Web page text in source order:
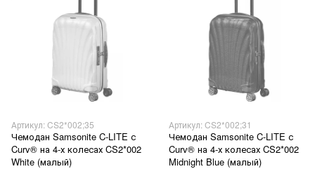
Артикул: CS2*002;35
Чемодан Samsonite C-LITE с
Curv® на 4-х колесах CS2*002
White (малый)
Артикул: CS2*002;31
Чемодан Samsonite C-LITE с
Curv® на 4-х колесах CS2*002
Midnight Blue (малый)